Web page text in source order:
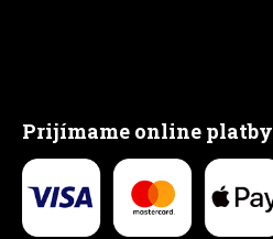
Prijímame online platby